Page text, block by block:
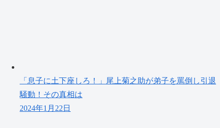
「息子に土下座しろ！」尾上菊之助が弟子を罵倒し引退
騒動！その真相は
2024年1月22日